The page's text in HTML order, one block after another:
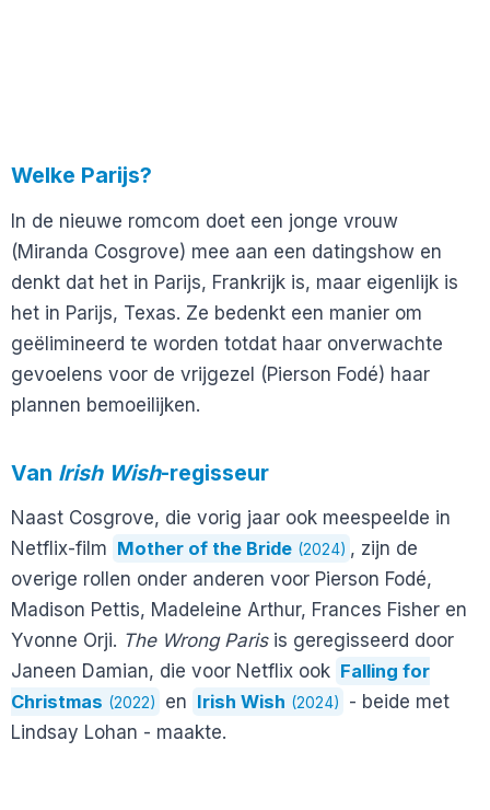
Welke Parijs?
In de nieuwe romcom doet een jonge vrouw
(Miranda Cosgrove) mee aan een datingshow en
denkt dat het in Parijs, Frankrijk is, maar eigenlijk is
het in Parijs, Texas. Ze bedenkt een manier om
geëlimineerd te worden totdat haar onverwachte
gevoelens voor de vrijgezel (Pierson Fodé) haar
plannen bemoeilijken.
Van Irish Wish-regisseur
Naast Cosgrove, die vorig jaar ook meespeelde in
Netflix-film Mother of the Bride (2024) , zijn de
overige rollen onder anderen voor Pierson Fodé,
Madison Pettis, Madeleine Arthur, Frances Fisher en
Yvonne Orji. The Wrong Parisis geregisseerd door
Janeen Damian, die voor Netflix ook Falling for
Christmas (2022) en Irish Wish (2024)
- beide met
Lindsay Lohan - maakte.